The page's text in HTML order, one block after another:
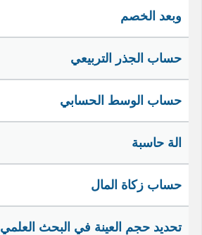
وبعد الخصم
حساب الجذر التربيعي
حساب الوسط الحسابي
الة حاسبة
حساب زكاة المال
تحديد حجم العينة في البحث العلمي